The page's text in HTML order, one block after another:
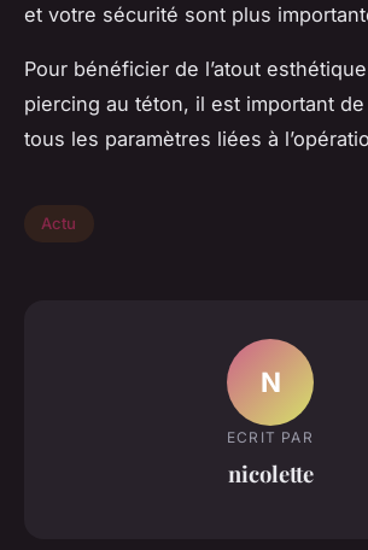
et votre sécurité sont plus
Pour bénéficier de l’atout
piercing au téton, il est important
tous les paramètres liées à
Actu
N
ECRIT PAR
nicolette